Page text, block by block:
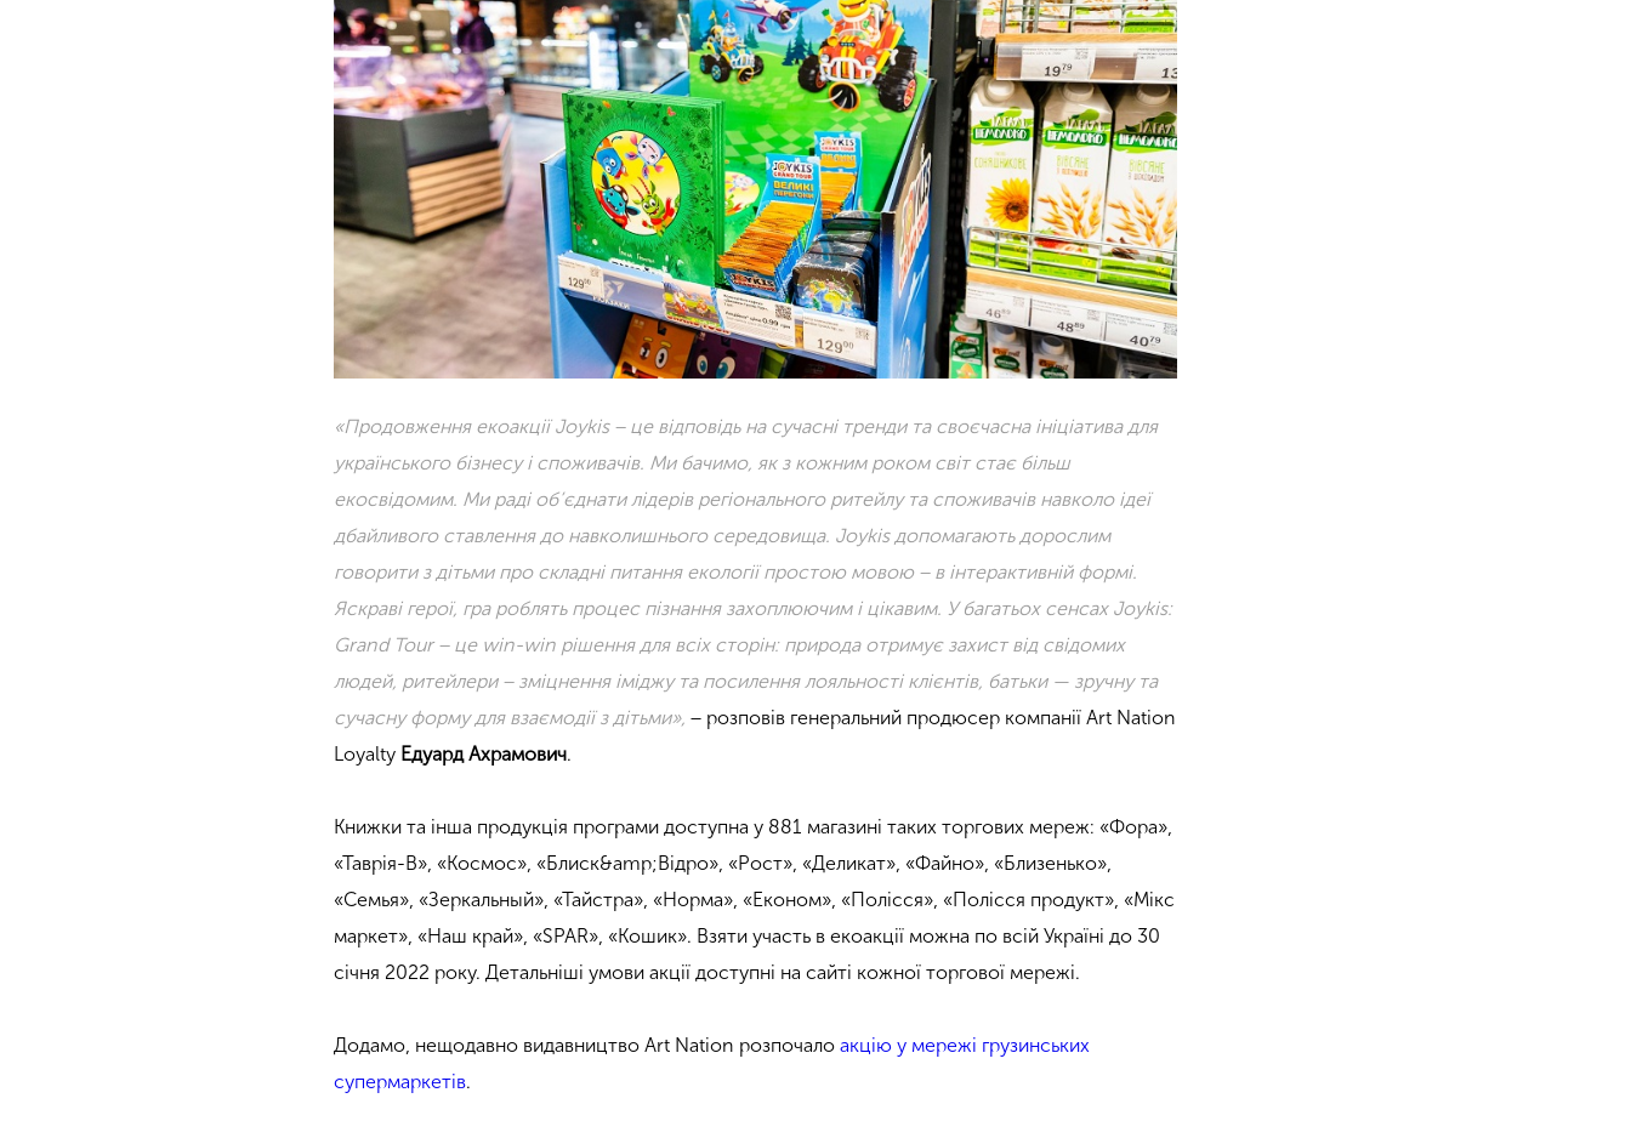
«Продовження екоакції Joykis − це відповідь на сучасні тренди та своєчасна ініціатива для
українського бізнесу і споживачів. Ми бачимо, як з кожним роком світ стає більш
екосвідомим. Ми раді об’єднати лідерів регіонального ритейлу та споживачів навколо ідеї
дбайливого ставлення до навколишнього середовища. Joykis допомагають дорослим
говорити з дітьми про складні питання екології простою мовою − в інтерактивній формі.
Яскраві герої, гра роблять процес пізнання захоплюючим і цікавим. У багатьох сенсах Joykis:
Grand Tour − це win-win рішення для всіх сторін: природа отримує захист від свідомих
людей, ритейлери − зміцнення іміджу та посилення лояльності клієнтів, батьки — зручну та
сучасну форму для взаємодії з дітьми», − розповів генеральний продюсер компанії Art Nation
Loyalty Едуард Ахрамович.
Книжки та інша продукція програми доступна у 881 магазині таких торгових мереж: «Фора»,
«Таврія-В», «Космос», «Блиск&amp;Відро», «Рост», «Деликат», «Файно», «Близенько»,
«Семья», «Зеркальный», «Тайстра», «Норма», «Економ», «Полісся», «Полісся продукт», «Мікс
маркет», «Наш край», «SPAR», «Кошик». Взяти участь в екоакції можна по всій Україні до 30
січня 2022 року. Детальніші умови акції доступні на сайті кожної торгової мережі.
Додамо, нещодавно видавництво Art Nation розпочалоакцію у мережі грузинських
супермаркетів.